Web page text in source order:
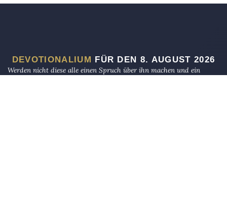
DEVOTIONALIUM
FÜR DEN 8. AUGUST 2026
Werden nicht diese alle einen Spruch über ihn machen und ein